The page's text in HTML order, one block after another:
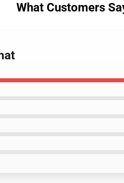
What Customers